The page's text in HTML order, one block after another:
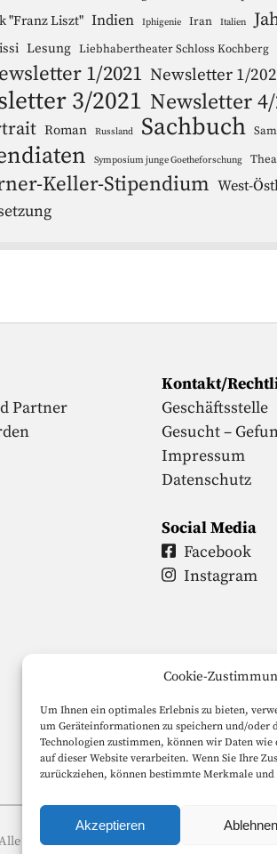
Cookie-
Um Ihnen ein optimales Erlebnis zu bieten,
um Geräteinformationen zu speichern und/oder
Technologien zustimmen, können wir Daten wie
auf dieser Website verarbeiten. Wenn Sie Ihre
zurückziehen, können bestimmte Merkmale
Akzeptieren Ablehnen
"Franz Liszt" Indien Iphigenie Iran Italien
Lesung Liebhabertheater Schloss Kochberg
1/2021 Newsletter 1/
3/2021 Newsletter 4/
Roman Russland Sachbuch
Symposium junge Goetheforschung
Keller-Stipendium West-
Partner
Kontakt/
Geschäftsstelle
Gesucht –
Impressum
Datenschutz
Social Media
Facebook
Instagram
Rechte vorbehalten.